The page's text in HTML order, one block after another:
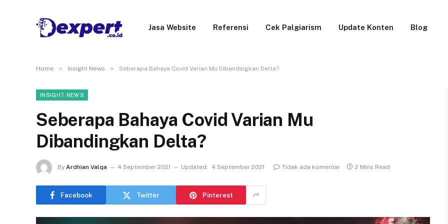
Jasa Website Referensi Cek Palgiarism Update Konten Blog
Home » Insight News » Seberapa Bahaya Covid Varian Mu Dibandingkan Delta?
INSIGHT NEWS
Seberapa Bahaya Covid Varian Mu
Dibandingkan Delta?
By Ardhian Valqa 4 September 2021 Updated: 4 September 2021 Tidak ada komentar 2 Mins Read
Facebook Twitter Pinterest